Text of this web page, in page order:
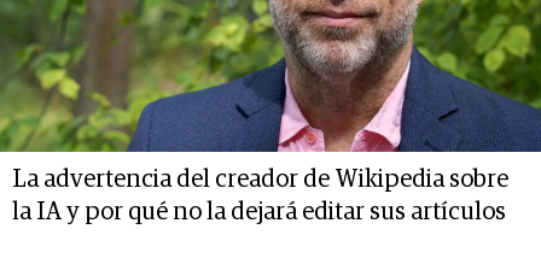
La advertencia del creador de Wikipedia sobre
la IA y por qué no la dejará editar sus artículos